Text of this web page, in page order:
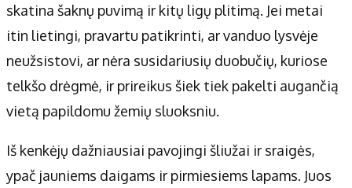
skatina šaknų puvimą ir kitų ligų plitimą. Jei metai
itin lietingi, pravartu patikrinti, ar vanduo lysvėje
neužsistovi, ar nėra susidariusių duobučių, kuriose
telkšo drėgmė, ir prireikus šiek tiek pakelti augančią
vietą papildomu žemių sluoksniu.
Iš kenkėjų dažniausiai pavojingi šliužai ir sraigės,
ypač jauniems daigams ir pirmiesiems lapams. Juos